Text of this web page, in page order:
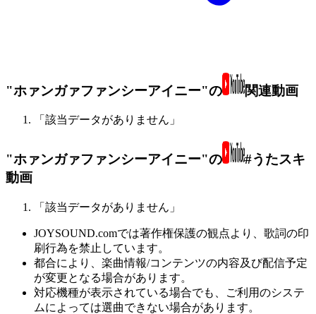
"ホァンガァファンシーアイニー"の 関連動画
「該当データがありません」
"ホァンガァファンシーアイニー"の
#うたスキ
動画
「該当データがありません」
JOYSOUND.comでは著作権保護の観点より、歌詞の印
刷行為を禁止しています。
都合により、楽曲情報/コンテンツの内容及び配信予定
が変更となる場合があります。
対応機種が表示されている場合でも、ご利用のシステ
ムによっては選曲できない場合があります。